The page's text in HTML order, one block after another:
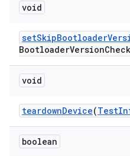
void
setSkipBootloader
BootloaderVersion
void
teardownDevice(Test
boolean